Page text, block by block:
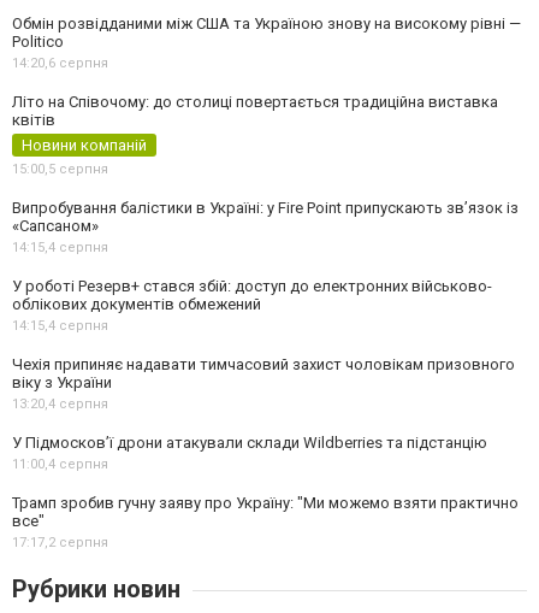
Обмін розвідданими між США та Україною знову на високому рівні —
Politico
14:20,6 серпня
Літо на Співочому: до столиці повертається традиційна виставка
квітів
Новини компаній
15:00,5 серпня
Випробування балістики в Україні: у Fire Point припускають зв’язок із
«Сапсаном»
14:15,4 серпня
У роботі Резерв+ стався збій: доступ до електронних військово-
облікових документів обмежений
14:15,4 серпня
Чехія припиняє надавати тимчасовий захист чоловікам призовного
віку з України
13:20,4 серпня
У Підмосков’ї дрони атакували склади Wildberries та підстанцію
11:00,4 серпня
Трамп зробив гучну заяву про Україну: "Ми можемо взяти практично
все"
17:17,2 серпня
Рубрики новин